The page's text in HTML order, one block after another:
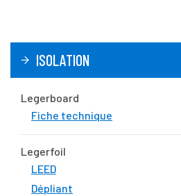
ISOLATION
Legerboard
Fiche technique
Legerfoil
LEED
Dépliant